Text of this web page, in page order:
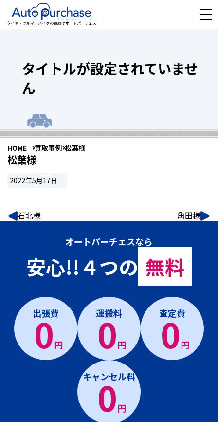
タイヤ・クルマ・バイクの買取はオートパーチェス
タイトルが設定されていませ
ん
HOME 買取事例 松葉様
松葉様
2022年5月17日
石北様 角田様
オートパーチェスなら
安心!!４つの 無料
出張費
0円
運搬料
0円
査定費
0円
キャンセル料
0円